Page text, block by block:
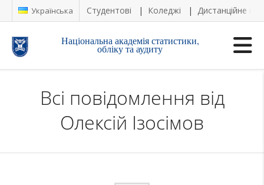
Українська Студентові Коледжі Дистанційне
Національна академія статистики,
обліку та аудиту
Всі повідомлення від
Олексій Ізосімов